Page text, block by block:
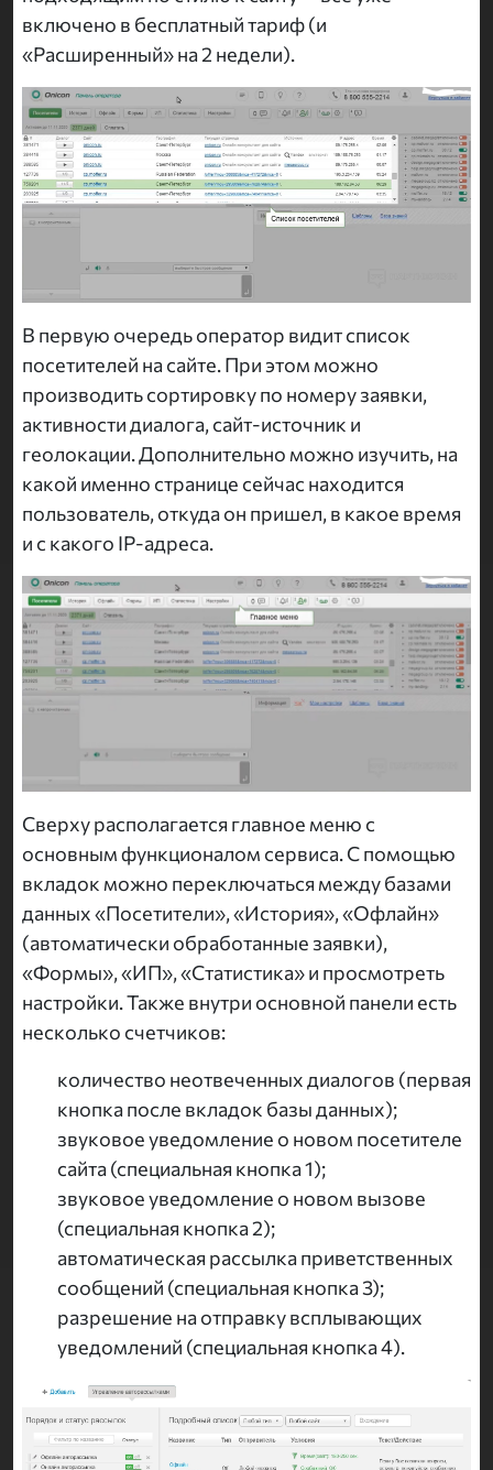
включено в бесплатный тариф (и
«Расширенный» на 2 недели).
В первую очередь оператор видит список
посетителей на сайте. При этом можно
производить сортировку по номеру заявки,
активности диалога, сайт-источник и
геолокации. Дополнительно можно изучить, на
какой именно странице сейчас находится
пользователь, откуда он пришел, в какое время
и с какого IP-адреса.
Сверху располагается главное меню с
основным функционалом сервиса. С помощью
вкладок можно переключаться между базами
данных «Посетители», «История», «Офлайн»
(автоматически обработанные заявки),
«Формы», «ИП», «Статистика» и просмотреть
настройки. Также внутри основной панели есть
несколько счетчиков:
количество неотвеченных диалогов (первая
кнопка после вкладок базы данных);
звуковое уведомление о новом посетителе
сайта (специальная кнопка 1);
звуковое уведомление о новом вызове
(специальная кнопка 2);
автоматическая рассылка приветственных
сообщений (специальная кнопка 3);
разрешение на отправку всплывающих
уведомлений (специальная кнопка 4).